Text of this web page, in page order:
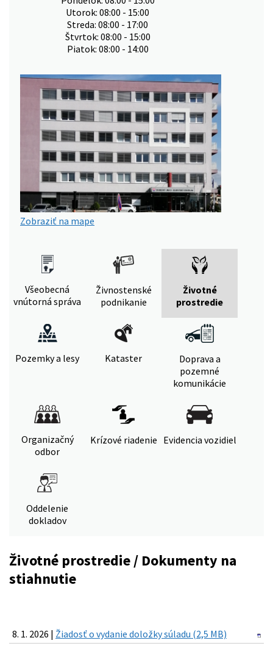
Utorok: 08:00 - 15:00
Streda: 08:00 - 17:00
Štvrtok: 08:00 - 15:00
Piatok: 08:00 - 14:00
Zobraziť na mape
Všeobecná
vnútorná správa
Živnostenské
podnikanie
Životné
prostredie
Pozemky a lesy Kataster
Doprava a
pozemné
komunikácie
Organizačný
odbor
Krízové riadenie Evidencia vozidiel
Oddelenie
dokladov
Životné prostredie / Dokumenty na
stiahnutie
8. 1. 2026 | Žiadosť o vydanie doložky súladu (2,5 MB)